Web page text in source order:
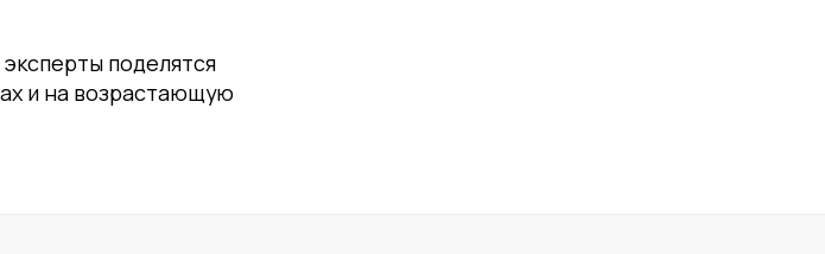
поделятся
и на возрастающую